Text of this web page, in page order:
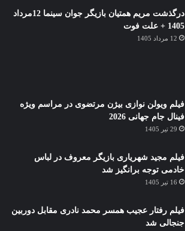
درگذشت مریم همتیان بازیگر جوان سینما 12مرداد
1405 + علت فوت
12 مرداد 1405
فیلم ویولن نوازی بیژن مرتضوی در مراسم ویژه
فینال جام جهانی 2026
29 تیر 1405
فیلم مجید شهریاری بازیگر معروف در لباس
خادمی توجه برانگیز شد
16 تیر 1405
فیلم رفتار عجیب همسر محمد نادری مقابل دوربین
جنجالی شد